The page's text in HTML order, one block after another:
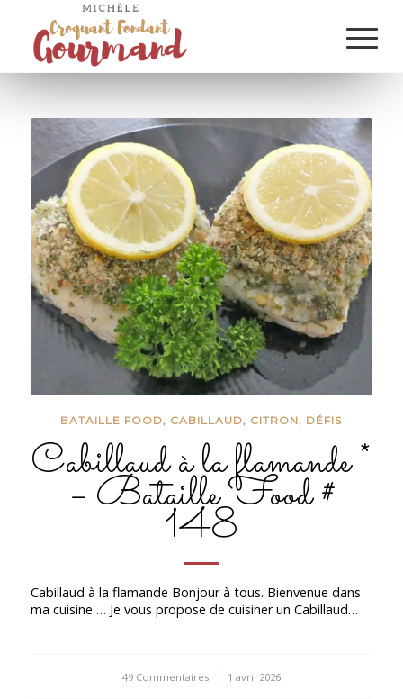
BATAILLE FOOD, CABILLAUD, CITRON, DÉFIS
Cabillaud à la flamande *
– Bataille Food #
148
Cabillaud à la flamande Bonjour à tous. Bienvenue dans
ma cuisine … Je vous propose de cuisiner un Cabillaud…
49 Commentaires
/ 1 avril 2026